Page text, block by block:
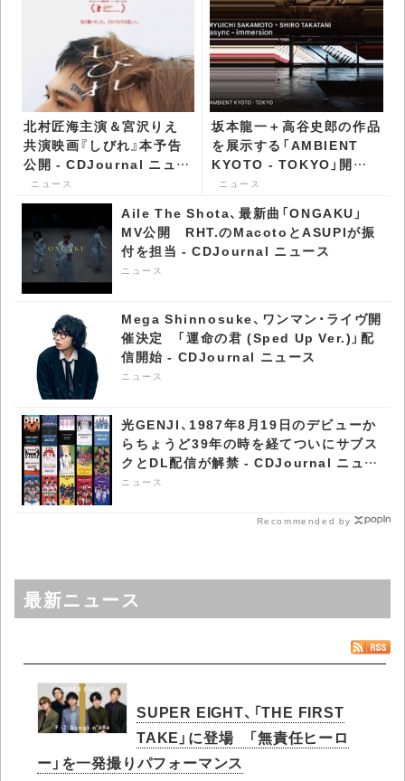
北村匠海主演＆宮沢りえ
共演映画『しびれ』本予告
公開 - CDJournal ニュー
ス
ニュース
坂本龍一＋高谷史郎の作品
を展示する「AMBIENT
KYOTO - TOKYO」開催
に向け高谷のコメントが公
開 - CDJournal ニュース
ニュース
Aile The Shota、最新曲「ONGAKU」
MV公開 RHT.のMacotoとASUPIが振
付を担当 - CDJournal ニュース
ニュース
Mega Shinnosuke、ワンマン・ライヴ開
催決定 「運命の君 (Sped Up Ver.)」配
信開始 - CDJournal ニュース
ニュース
光GENJI、1987年8月19日のデビューか
らちょうど39年の時を経てついにサブス
クとDL配信が解禁 - CDJournal ニュー
ス
ニュース
Recommended by
最新ニュース
SUPER EIGHT、「THE FIRST
TAKE」に登場 「無責任ヒーロ
ー」を一発撮りパフォーマンス